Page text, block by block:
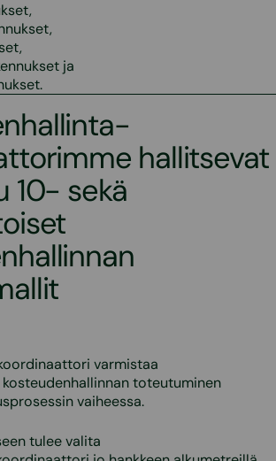
ja
hallitsevat
10- sekä
varmistaa
kosteudenhallinnan toteutuminen
vaiheessa.
tulee valita